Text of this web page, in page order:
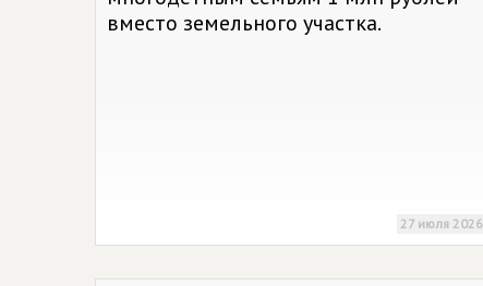
вместо земельного участка.
27 июля 2026